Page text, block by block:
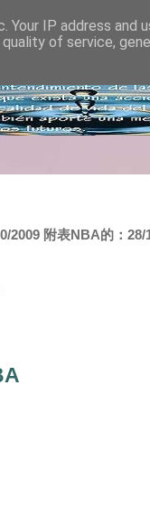
2009 附表NBA的：
IP address and
of service,